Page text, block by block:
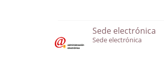
Sede electrónica
Sede electrónica